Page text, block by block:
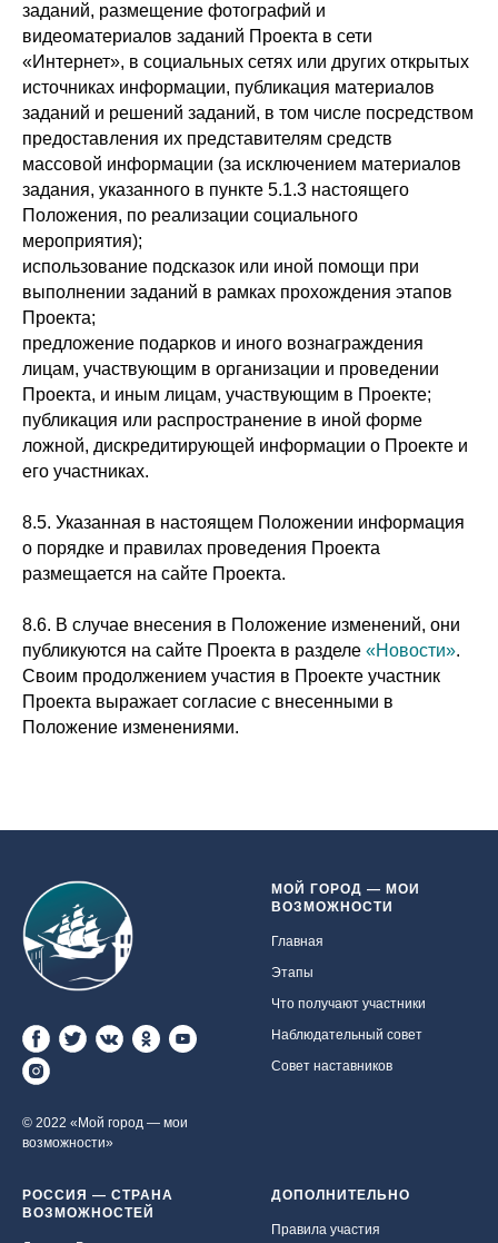
заданий, размещение фотографий и
видеоматериалов заданий Проекта в сети
«Интернет», в социальных сетях или других открытых
источниках информации, публикация материалов
заданий и решений заданий, в том числе посредством
предоставления их представителям средств
массовой информации (за исключением материалов
задания, указанного в пункте 5.1.3 настоящего
Положения, по реализации социального
мероприятия);
использование подсказок или иной помощи при
выполнении заданий в рамках прохождения этапов
Проекта;
предложение подарков и иного вознаграждения
лицам, участвующим в организации и проведении
Проекта, и иным лицам, участвующим в Проекте;
публикация или распространение в иной форме
ложной, дискредитирующей информации о Проекте и
его участниках.
8.5. Указанная в настоящем Положении информация
о порядке и правилах проведения Проекта
размещается на сайте Проекта.
8.6. В случае внесения в Положение изменений, они
публикуются на сайте Проекта в разделе «Новости».
Своим продолжением участия в Проекте участник
Проекта выражает согласие с внесенными в
Положение изменениями.
© 2022 «Мой город — мои
возможности»
МОЙ ГОРОД — МОИ
ВОЗМОЖНОСТИ
Главная
Этапы
Что получают участники
Наблюдательный совет
Совет наставников
РОССИЯ — СТРАНА
ВОЗМОЖНОСТЕЙ
ДОПОЛНИТЕЛЬНО
Правила участия